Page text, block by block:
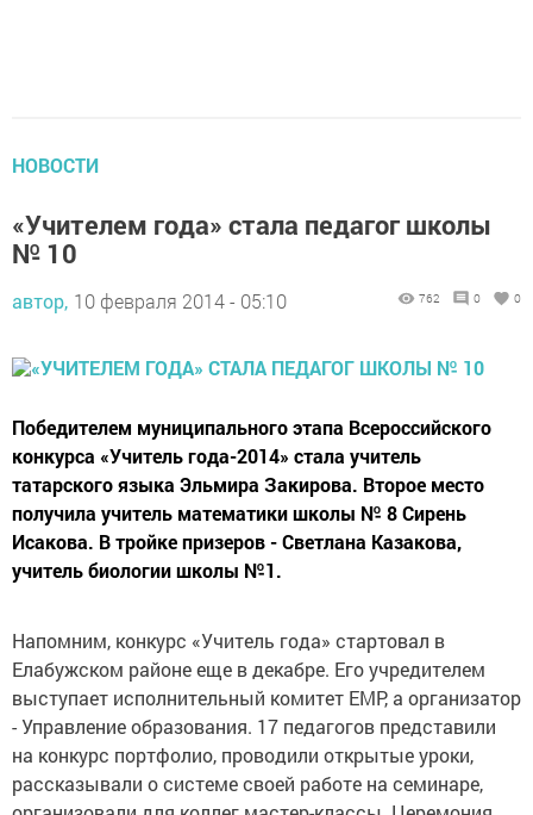
НОВОСТИ
«Учителем года» стала педагог школы
№ 10
автор, 10 февраля 2014 - 05:10 762 0 0
Победителем муниципального этапа Всероссийского
конкурса «Учитель года-2014» стала учитель
татарского языка Эльмира Закирова. Второе место
получила учитель математики школы № 8 Сирень
Исакова. В тройке призеров - Светлана Казакова,
учитель биологии школы №1.
Напомним, конкурс «Учитель года» стартовал в
Елабужском районе еще в декабре. Его учредителем
выступает исполнительный комитет ЕМР, а организатор
- Управление образования. 17 педагогов представили
на конкурс портфолио, проводили открытые уроки,
рассказывали о системе своей работе на семинаре,